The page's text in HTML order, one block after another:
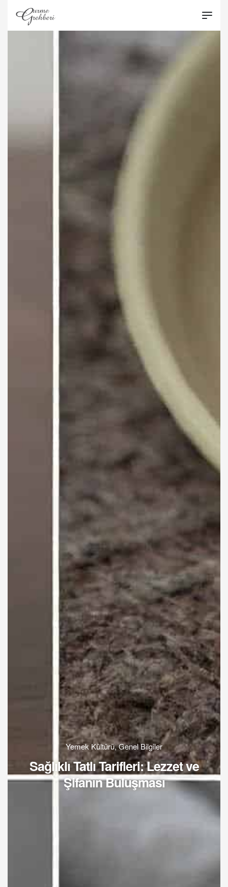
Yemek Kültürü,Genel Bilgiler
Sağlıklı Tatlı Tarifleri: Lezzet ve
Şifanın Buluşması